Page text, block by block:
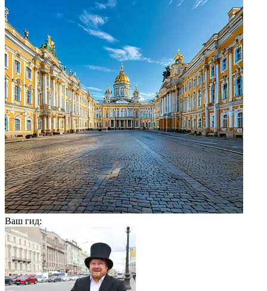
Ваш гид: